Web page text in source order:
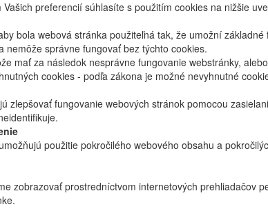
Vašich preferencií súhlasíte s použitím cookies na nižšie
bola webová stránka použiteľná tak, že umožní
nemôže správne fungovať bez týchto cookies.
mať za následok nesprávne fungovanie webstránky,
cookies - podľa zákona je možné nevyhnutné
zlepšovať fungovanie webových stránok pomocou
použitie pokročilého webového obsahu a
zobrazovať prostredníctvom internetových prehliadačov